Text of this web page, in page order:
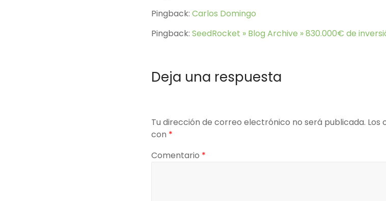
Pingback: Carlos Domingo
Pingback: SeedRocket » Blog Archive » 830.000€ de
Deja una respuesta
Tu dirección de correo electrónico no será publicada. Los
con *
Comentario *